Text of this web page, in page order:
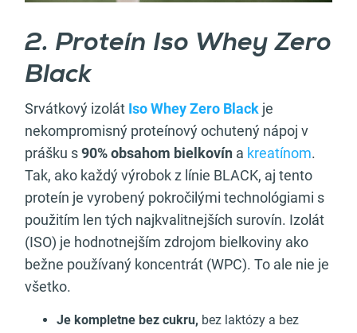
2. Proteín Iso Whey Zero
Black
Srvátkový izolát Iso Whey Zero Black je
nekompromisný proteínový ochutený nápoj v
prášku s90% obsahom bielkovín a kreatínom.
Tak, ako každý výrobok z línie BLACK, aj tento
proteín je vyrobený pokročilými technológiami s
použitím len tých najkvalitnejších surovín. Izolát
(ISO) je hodnotnejším zdrojom bielkoviny ako
bežne používaný koncentrát (WPC). To ale nie je
všetko.
Je kompletne bez cukru, bez laktózy a bez